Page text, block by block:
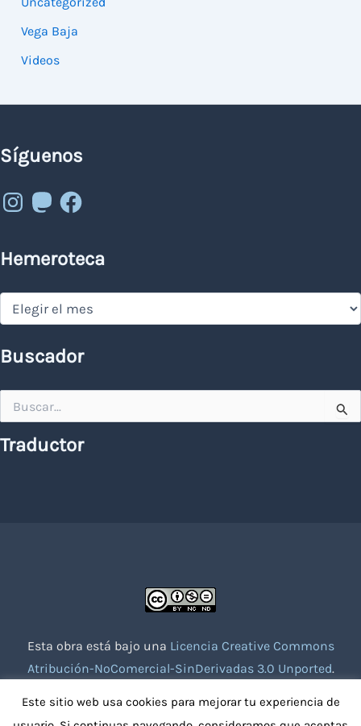
Vega Baja
Videos
Síguenos
Instagram
MastodonFacebook
Hemeroteca
Hemeroteca
Buscador
por:
Traductor
Esta obra está bajo una Licencia Creative Commons
Atribución-NoComercial-SinDerivadas 3.0 Unported.
Este sitio web usa cookies para mejorar tu experiencia de